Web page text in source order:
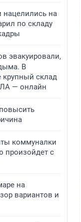
нацелились на
по складу
эвакуировали,
В
крупный склад
— онлайн
коммуналки
произойдет с
на
вариантов и